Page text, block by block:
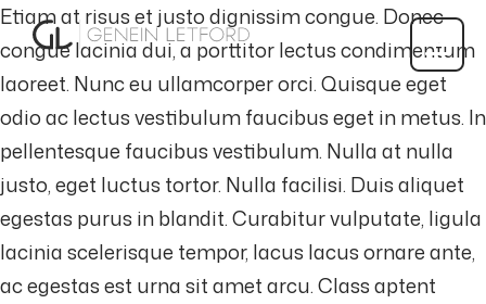
Etiam at risus et justo dignissim congue. Donec
congue lacinia dui, a porttitor lectus condimentum
laoreet. Nunc eu ullamcorper orci. Quisque eget
odio ac lectus vestibulum faucibus eget in metus. In
pellentesque faucibus vestibulum. Nulla at nulla
justo, eget luctus tortor. Nulla facilisi. Duis aliquet
egestas purus in blandit. Curabitur vulputate, ligula
lacinia scelerisque tempor, lacus lacus ornare ante,
ac egestas est urna sit amet arcu. Class aptent